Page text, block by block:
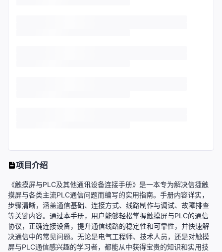
项目介绍
《触摸屏与PLC及其他通讯设备连接手册》是一本专为解决信捷触
摸屏与各类主流PLC通信问题而编写的实用指南。手册内容详实，
步骤清晰，涵盖通信基础、连接方式、线路制作与调试、故障排查
等关键内容。通过本手册，用户能够轻松掌握触摸屏与PLC的通信
协议，正确连接设备，提升通信线路的稳定性和可靠性，并快速解
决通信中的常见问题。无论是电气工程师、技术人员，还是对触摸
屏与PLC通信感兴趣的学习者，都能从中获得宝贵的知识和实用技